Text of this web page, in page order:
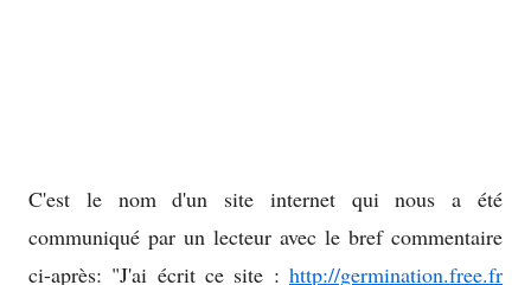
C'est le nom d'un site internet qui nous a été
communiqué par un lecteur avec le bref commentaire
ci-après: "J'ai écrit ce site : http://germination.free.fr